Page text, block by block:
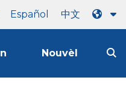
Español 中文
Nouvèl